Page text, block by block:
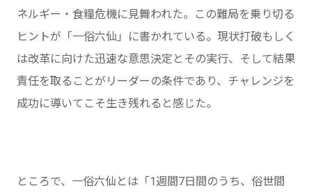
ネルギー・食糧危機に見舞われた。この難局を乗り切る
ヒントが「一俗六仙」に書かれている。現状打破もしく
は改革に向けた迅速な意思決定とその実行、そして結果
責任を取ることがリーダーの条件であり、チャレンジを
成功に導いてこそ生き残れると感じた。
ところで、一俗六仙とは「1週間7日間のうち、俗世間